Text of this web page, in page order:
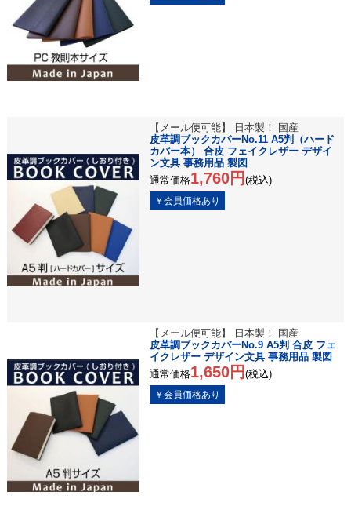
【メール便可能】 日本製！ 国産
皮革調ブックカバーNo.11 A5判（ハード
カバー本） 合皮 フェイクレザー デザイ
ン文具 事務用品 製図
通常価格1,760円 (税込)
【メール便可能】 日本製！ 国産
皮革調ブックカバーNo.9 A5判 合皮 フェ
イクレザー デザイン文具 事務用品 製図
通常価格1,650円 (税込)